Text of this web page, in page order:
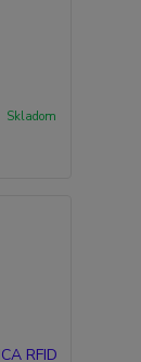
Skladom